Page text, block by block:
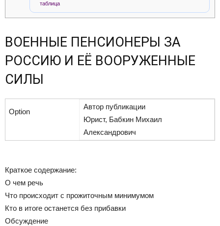
таблица
ВОЕННЫЕ ПЕНСИОНЕРЫ ЗА
РОССИЮ И ЕЁ ВООРУЖЕННЫЕ
СИЛЫ
Автор публикации
Юрист, Бабкин Михаил
Александрович
Краткое содержание:
О чем речь
Что происходит с прожиточным минимумом
Кто в итоге останется без прибавки
Обсуждение